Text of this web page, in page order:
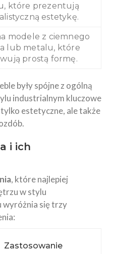
które prezentują
estetykę.
modele z ciemnego
lub metalu, które
prostą formę.
były spójne z ogólną
industrialnym kluczowe
estetyczne, ale także
i ich
, które najlepiej
w stylu
wyróżnia się trzy
Zastosowanie